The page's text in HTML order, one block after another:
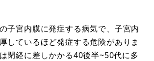
子宮内膜に発症する病気で、子宮内
しているほど発症する危険がありま
閉経に差しかかる40後半~50代に多